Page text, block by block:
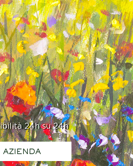
24h su 24h
AZIENDA